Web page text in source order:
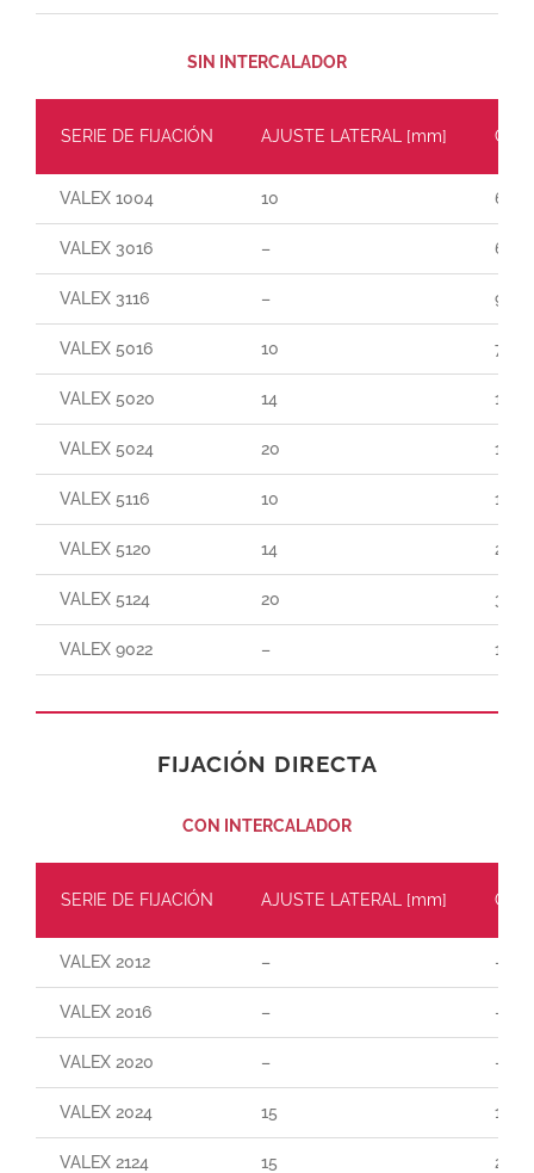
SIN INTERCALADOR
SERIE DE FIJACIÓN AJUSTE LATERAL [mm]
VALEX 1004 10 60
VALEX 3016 – 65
VALEX 3116 – 90
VALEX 5016 10 70
VALEX 5020 14 140
VALEX 5024 20 190
VALEX 5116 10 165
VALEX 5120 14 250
VALEX 5124 20 300
VALEX 9022 – 150
FIJACIÓN DIRECTA
CON INTERCALADOR
SERIE DE FIJACIÓN AJUSTE LATERAL [mm]
VALEX 2012 – –
VALEX 2016 – –
VALEX 2020 – –
VALEX 2024 15 160
VALEX 2124 15 290